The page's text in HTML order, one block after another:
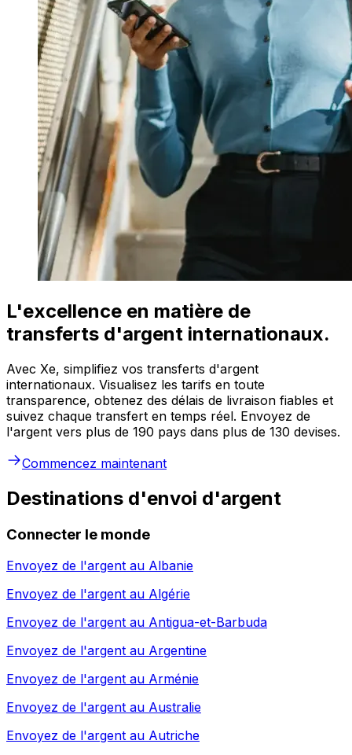
L'excellence en matière de
transferts d'argent internationaux.
Avec Xe, simplifiez vos transferts d'argent
internationaux. Visualisez les tarifs en toute
transparence, obtenez des délais de livraison fiables et
suivez chaque transfert en temps réel. Envoyez de
l'argent vers plus de 190 pays dans plus de 130 devises.
Commencez maintenant
Destinations d'envoi d'argent
Connecter le monde
Envoyez de l'argent au Albanie
Envoyez de l'argent au Algérie
Envoyez de l'argent au Antigua-et-Barbuda
Envoyez de l'argent au Argentine
Envoyez de l'argent au Arménie
Envoyez de l'argent au Australie
Envoyez de l'argent au Autriche